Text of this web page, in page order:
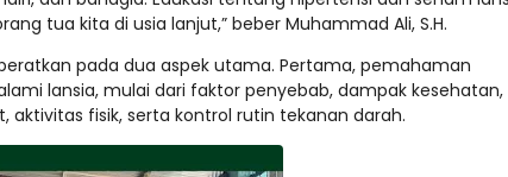
tua kita di usia lanjut,” beber Muhammad Ali, S.H.
pada dua aspek utama. Pertama, pemahaman
lansia, mulai dari faktor penyebab, dampak kesehatan,
fisik, serta kontrol rutin tekanan darah.